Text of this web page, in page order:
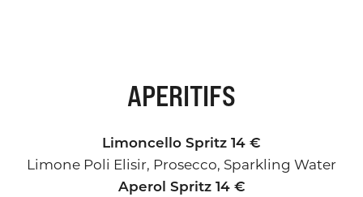
APERITIFS
Limoncello Spritz 14 €
Limone Poli Elisir, Prosecco, Sparkling Water
Aperol Spritz 14 €